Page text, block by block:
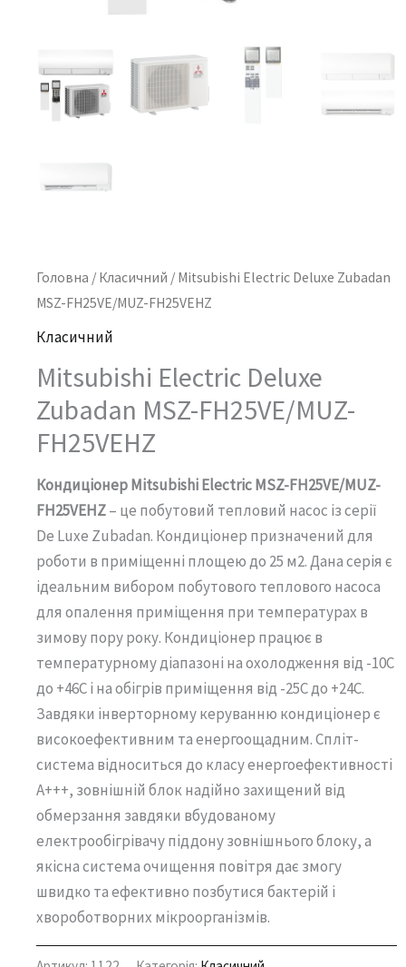
Головна / Класичний / Mitsubishi Electric Deluxe Zubadan
MSZ-FH25VE/MUZ-FH25VEHZ
Класичний
Mitsubishi Electric Deluxe
Zubadan MSZ-FH25VE/MUZ-
FH25VEHZ
Кондиціонер Mitsubishi Electric MSZ-FH25VE/MUZ-
FH25VEHZ– це побутовий тепловий насос із серії
De Luxe Zubadan. Кондиціонер призначений для
роботи в приміщенні площею до 25 м2. Дана серія є
ідеальним вибором побутового теплового насоса
для опалення приміщення при температурах в
зимову пору року. Кондиціонер працює в
температурному діапазоні на охолодження від -10С
до +46С і на обігрів приміщення від -25С до +24С.
Завдяки інверторному керуванню кондиціонер є
високоефективним та енергоощадним. Спліт-
система відноситься до класу енергоефективності
А+++, зовнішній блок надійно захищений від
обмерзання завдяки вбудованому
електрообігрівачу піддону зовнішнього блоку, а
якісна система очищення повітря дає змогу
швидко та ефективно позбутися бактерій і
хвороботворних мікроорганізмів.